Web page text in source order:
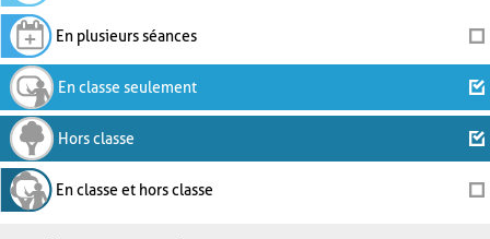
En plusieurs séances
En classe seulement
Hors classe
En classe et hors classe